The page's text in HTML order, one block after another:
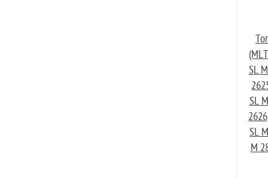
SL
SL
SL
M